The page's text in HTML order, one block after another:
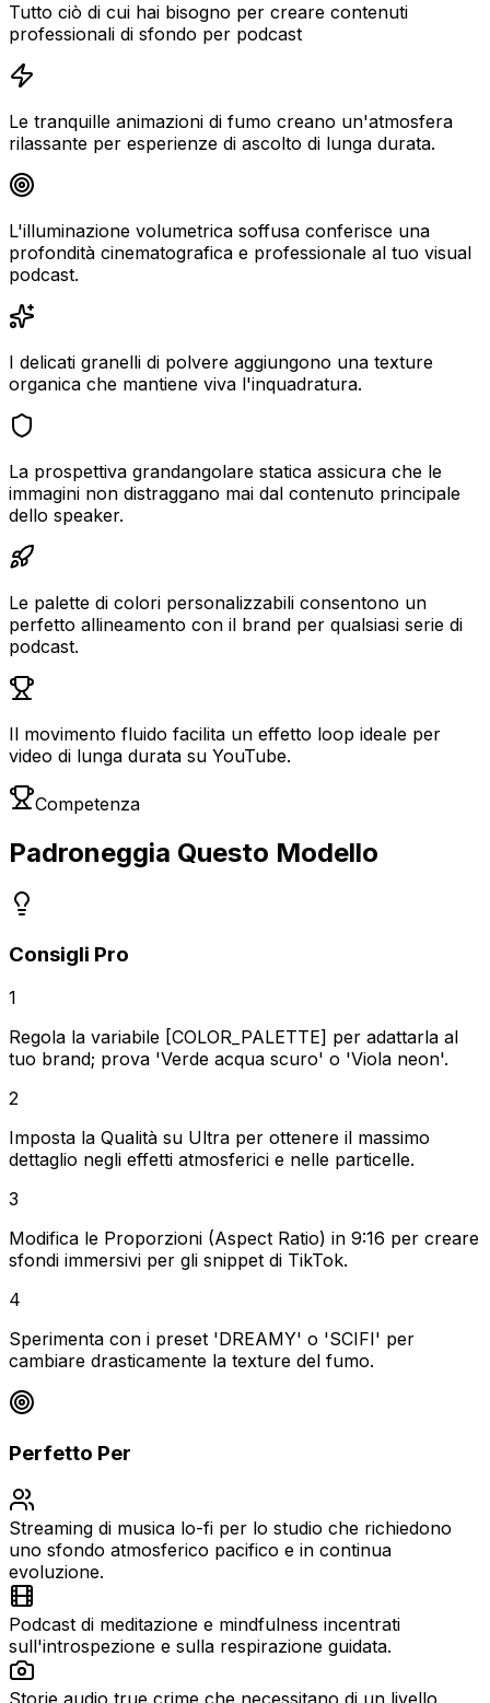
Tutto ciò di cui hai bisogno per creare contenuti
professionali di sfondo per podcast
Le tranquille animazioni di fumo creano un'atmosfera
rilassante per esperienze di ascolto di lunga durata.
L'illuminazione volumetrica soffusa conferisce una
profondità cinematografica e professionale al tuo visual
podcast.
I delicati granelli di polvere aggiungono una texture
organica che mantiene viva l'inquadratura.
La prospettiva grandangolare statica assicura che le
immagini non distraggano mai dal contenuto principale
dello speaker.
Le palette di colori personalizzabili consentono un
perfetto allineamento con il brand per qualsiasi serie di
podcast.
Il movimento fluido facilita un effetto loop ideale per
video di lunga durata su YouTube.
Competenza
Padroneggia Questo Modello
Consigli Pro
1
Regola la variabile [COLOR_PALETTE] per adattarla al
tuo brand; prova 'Verde acqua scuro' o 'Viola neon'.
2
Imposta la Qualità su Ultra per ottenere il massimo
dettaglio negli effetti atmosferici e nelle particelle.
3
Modifica le Proporzioni (Aspect Ratio) in 9:16 per creare
sfondi immersivi per gli snippet di TikTok.
4
Sperimenta con i preset 'DREAMY' o 'SCIFI' per
cambiare drasticamente la texture del fumo.
Perfetto Per
Streaming di musica lo-fi per lo studio che richiedono
uno sfondo atmosferico pacifico e in continua
evoluzione.
Podcast di meditazione e mindfulness incentrati
sull'introspezione e sulla respirazione guidata.
Storie audio true crime che necessitano di un livello